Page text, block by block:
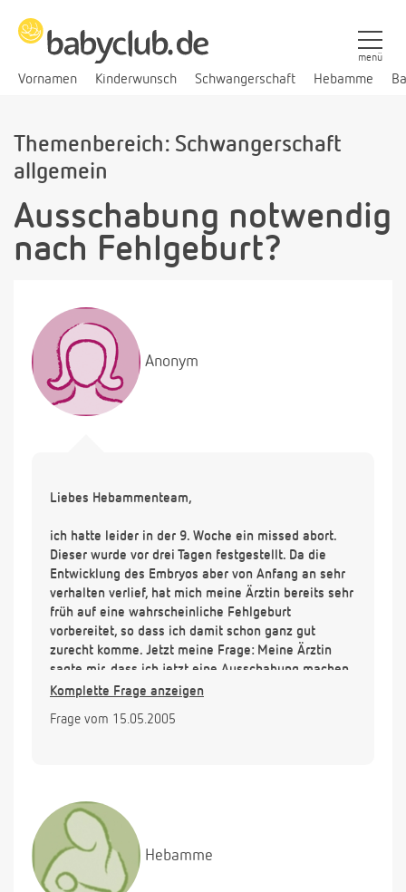
Vornamen Kinderwunsch Schwangerschaft Hebamme
menü
Themenbereich: Schwangerschaft
allgemein
Ausschabung notwendig
nach Fehlgeburt?
Anonym
Liebes Hebammenteam,
ich hatte leider in der 9. Woche ein missed abort.
Dieser wurde vor drei Tagen festgestellt. Da die
Entwicklung des Embryos aber von Anfang an sehr
verhalten verlief, hat mich meine Ärztin bereits sehr
früh auf eine wahrscheinliche Fehlgeburt
vorbereitet, so dass ich damit schon ganz gut
zurecht komme. Jetzt meine Frage: Meine Ärztin
sagte mir, dass ich jetzt eine Ausschabung machen
könne, sie aber die sanftere und natürlichere Form
Periode. Sie sagte, dass diese mit ziemlicher
Schwester hatte ebenfalls in der neunten Woche
(mit 40) eine Fehlgeburt (ist mittlerweile aber
zweifache Mutter), ihr Arzt hat sie sofort zur
Ausschabung geschickt und gesagt, dass auch nach
einer Blutung eine Ausschabung nötig sei.
Komplette Frage anzeigen
Frage vom 15.05.2005
Hebamme